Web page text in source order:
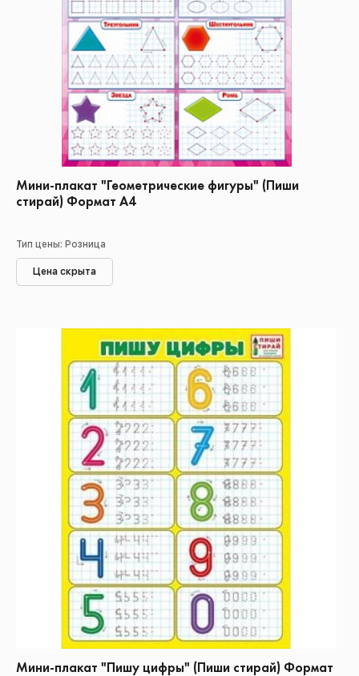
Мини-плакат "Геометрические фигуры" (Пиши
стирай) Формат А4
Тип цены: Розница
Цена скрыта
Мини-плакат "Пишу цифры" (Пиши стирай) Формат